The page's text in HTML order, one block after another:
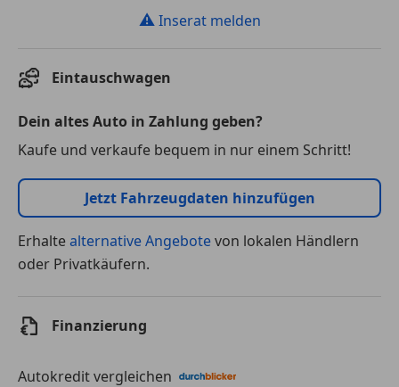
⚠ Inserat melden
Eintauschwagen
Dein altes Auto in Zahlung geben?
Kaufe und verkaufe bequem in nur einem Schritt!
Jetzt Fahrzeugdaten hinzufügen
Erhaltealternative Angebotevon lokalen Händlern
oder Privatkäufern.
Finanzierung
Autokredit vergleichen